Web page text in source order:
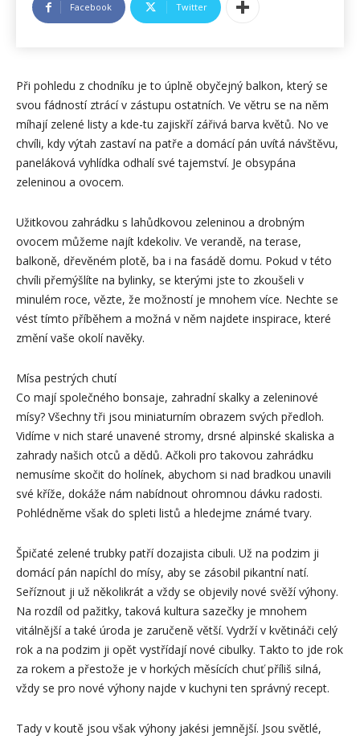
Facebook Twitter
Při pohledu z chodníku je to úplně obyčejný balkon, který se
svou fádností ztrácí v zástupu ostatních. Ve větru se na něm
míhají zelené listy a kde-tu zajiskří zářivá barva květů. No ve
chvíli, kdy výtah zastaví na patře a domácí pán uvítá návštěvu,
paneláková vyhlídka odhalí své tajemství. Je obsypána
zeleninou a ovocem.
Užitkovou zahrádku s lahůdkovou zeleninou a drobným
ovocem můžeme najít kdekoliv. Ve verandě, na terase,
balkoně, dřevěném plotě, ba i na fasádě domu. Pokud v této
chvíli přemýšlíte na bylinky, se kterými jste to zkoušeli v
minulém roce, vězte, že možností je mnohem více. Nechte se
vést tímto příběhem a možná v něm najdete inspirace, které
změní vaše okolí navěky.
Mísa pestrých chutí
Co mají společného bonsaje, zahradní skalky a zeleninové
mísy? Všechny tři jsou miniaturním obrazem svých předloh.
Vidíme v nich staré unavené stromy, drsné alpinské skaliska a
zahrady našich otců a dědů. Ačkoli pro takovou zahrádku
nemusíme skočit do holínek, abychom si nad bradkou unavili
své kříže, dokáže nám nabídnout ohromnou dávku radosti.
Pohlédněme však do spleti listů a hledejme známé tvary.
Špičaté zelené trubky patří dozajista cibuli. Už na podzim ji
domácí pán napíchl do mísy, aby se zásobil pikantní natí.
Seříznout ji už několikrát a vždy se objevily nové svěží výhony.
Na rozdíl od pažitky, taková kultura sazečky je mnohem
vitálnější a také úroda je zaručeně větší. Vydrží v květináči celý
rok a na podzim ji opět vystřídají nové cibulky. Takto to jde rok
za rokem a přestože je v horkých měsících chuť příliš silná,
vždy se pro nové výhony najde v kuchyni ten správný recept.
Tady v koutě jsou však výhony jakési jemnější. Jsou světlé,